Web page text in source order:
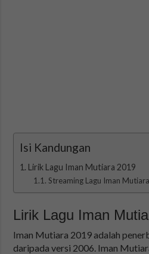
Isi Kandungan
Lirik Lagu Iman Mutiara 2019
Streaming Lagu Iman
Lirik Lagu Iman
Iman Mutiara 2019 adalah
daripada versi 2006. Iman